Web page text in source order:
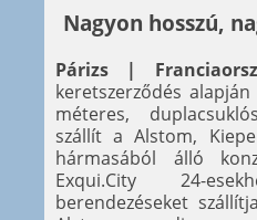
Nagyon hosszú,
Párizs |
keretszerződés
méteres,
szállít a Alstom,
hármasából álló
Exqui.City 24-
berendezéseket